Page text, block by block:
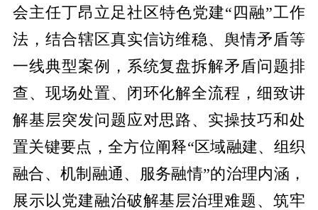
会主任丁昂立足社区特色党建“四融”工作
法，结合辖区真实信访维稳、舆情矛盾等
一线典型案例，系统复盘拆解矛盾问题排
查、现场处置、闭环化解全流程，细致讲
解基层突发问题应对思路、实操技巧和处
置关键要点，全方位阐释“区域融建、组织
融合、机制融通、服务融情”的治理内涵，
展示以党建融治破解基层治理难题、筑牢